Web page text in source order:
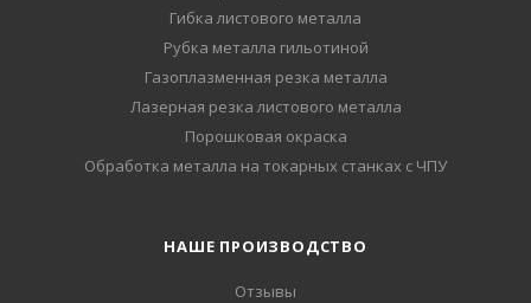
Гибка листового металла
Рубка металла гильотиной
Газоплазменная резка металла
Лазерная резка листового металла
Порошковая окраска
Обработка металла на токарных станках с ЧПУ
НАШЕ ПРОИЗВОДСТВО
Отзывы